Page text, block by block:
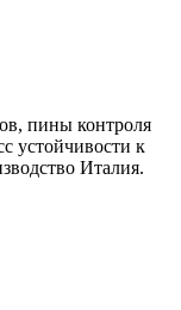
пины контроля
устойчивости к
Италия.